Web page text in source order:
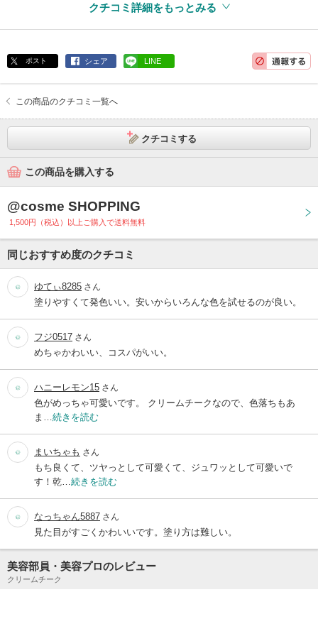
クチコミ詳細をもっとみる
ポスト シェア LINE
この商品のクチコミ一覧へ
クチコミする
この商品を購入する
@cosme SHOPPING
1,500円（税込）以上ご購入で送料無料
同じおすすめ度のクチコミ
ゆてぃ8285 さん
塗りやすくて発色いい。安いからいろんな色を試せるのが良い。
フジ0517 さん
めちゃかわいい、コスパがいい。
ハニーレモン15 さん
色がめっちゃ可愛いです。 クリームチークなので、色落ちもあ
ま… 続きを読む
まいちゃも さん
もち良くて、ツヤっとして可愛くて、ジュワッとして可愛いで
す！乾… 続きを読む
なっちゃん5887 さん
見た目がすごくかわいいです。塗り方は難しい。
美容部員・美容プロのレビュー
クリームチーク